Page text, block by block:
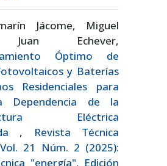
Jácome, Miguel
Juan Echever,
Óptimo de
y Baterías
Residenciales para
Dependencia de la
Eléctrica
,
Revista Técnica
21 Núm. 2 (2025):
"energía", Edición